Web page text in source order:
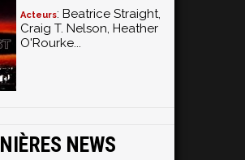
Acteurs: Beatrice Straight,
Craig T. Nelson, Heather
O'Rourke...
NEWS